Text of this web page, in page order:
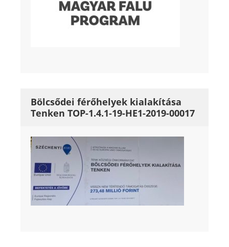
Bölcsődei férőhelyek kialakítása
Tenken TOP-1.4.1-19-HE1-2019-00017